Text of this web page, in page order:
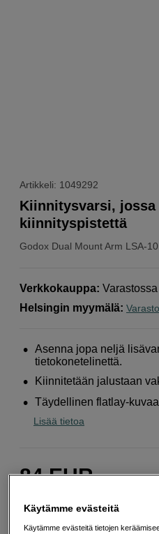
Artikkeli: 1049292
Godox Dual Mount Arm LSA-10
Kiinnitysvarsi,
kiinnityspistettä
Verkkokauppa: Varastossa
Helsingin myymälä:
Asenna jopa neljä
tietokonetelinettä.
Kiinnitetään jalustaan
Täydellinen flatlay-
Lisää tietoa
84 EUR
Käytämme evästeitä
Käytämme evästeitä tietojen